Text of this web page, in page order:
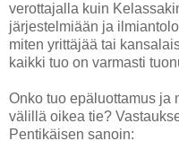
verottajalla kuin
järjestelmiään ja
miten yrittäjää tai
kaikki tuo on varmasti
Onko tuo epäluottamus ja
välillä oikea tie?
Pentikäisen sanoin: